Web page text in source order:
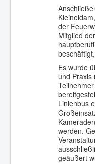
der
Mitglied
Es wurde
und
Linienbus
werden.
geäußert